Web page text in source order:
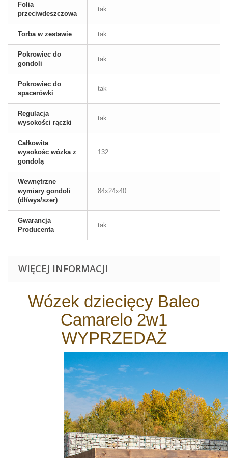
Folia
przeciwdeszczowa
tak
Torba w zestawie tak
Pokrowiec do
gondoli
tak
Pokrowiec do
spacerówki
tak
Regulacja
wysokości rączki
tak
Całkowita
wysokośc wózka z
gondolą
132
Wewnętrzne
wymiary gondoli
(dł/wys/szer)
84x24x40
Gwarancja
Producenta
tak
WIĘCEJ INFORMACJI
Wózek dziecięcy Baleo
Camarelo 2w1
WYPRZEDAŻ